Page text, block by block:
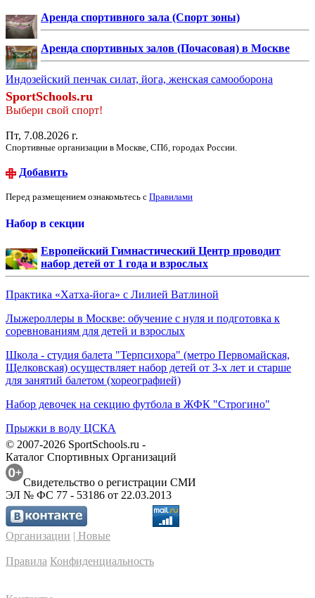
Аренда спортивного зала (Спорт зоны)
Аренда спортивных залов (Почасовая) в Москве
Индозейский пенчак силат, йога, женская самооборона
SportSchools.ru
Выбери свой спорт!
Пт, 7.08.2026 г.
Спортивные организации в Москве, СПб, городах России.
Добавить
Перед размещением ознакомьтесь с Правилами
Набор в секции
Европейский Гимнастический Центр проводит
набор детей от 1 года и взрослых
Практика «Хатха-йога» с Лилией Ватлиной
Лыжероллеры в Москве: обучение с нуля и подготовка к
соревнованиям для детей и взрослых
Школа - студия балета "Терпсихора" (метро Первомайская,
Щелковская) осуществляет набор детей от 3-х лет и старше
для занятий балетом (хореографией)
Набор девочек на секцию футбола в ЖФК "Строгино"
Прыжки в воду ЦСКА
© 2007-2026 SportSchools.ru -
Каталог Спортивных Организаций
Свидетельство о регистрации СМИ
ЭЛ № ФС 77 - 53186 от 22.03.2013
Организации | Новые
Правила Конфиденциальность